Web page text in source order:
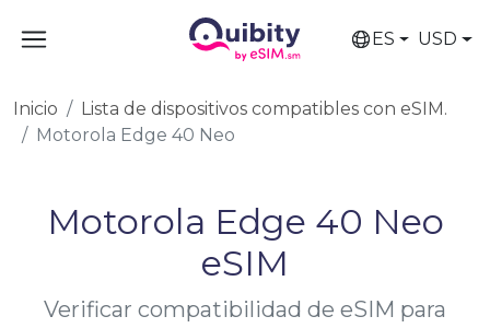
ES USD
Inicio
Lista de dispositivos compatibles con eSIM.
Motorola Edge 40 Neo
Motorola Edge 40 Neo
eSIM
Verificar compatibilidad de eSIM para